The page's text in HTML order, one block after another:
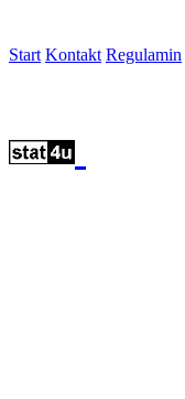
Start Kontakt Regulamin